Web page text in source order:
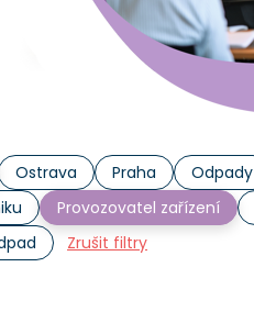
Ostrava Praha Odpady
Provozovatel zařízení
Zrušit filtry